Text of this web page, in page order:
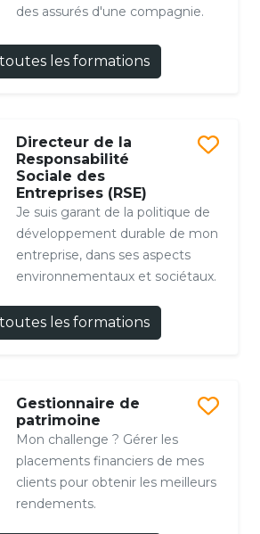
des assurés d'une compagnie.
les formations
Directeur de la
Responsabilité
Sociale des
Entreprises (RSE)
Je suis garant de la politique de
développement durable de mon
entreprise, dans ses aspects
environnementaux et sociétaux.
les formations
Gestionnaire de
patrimoine
Mon challenge ? Gérer les
placements financiers de mes
clients pour obtenir les meilleurs
rendements.